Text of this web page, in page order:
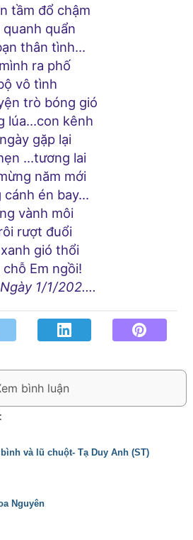
tầm đổ chậm
quẩn
thân tình…
ra phố
vô tình
trò bóng gió
lúa…con kênh
gặp lại
…tương lai
năm mới
cánh én bay…
vành môi
rượt đuổi
gió thổi
Em ngồi!
1/1/202....
và lũ chuột- Tạ Duy Anh (ST)
Nguyên